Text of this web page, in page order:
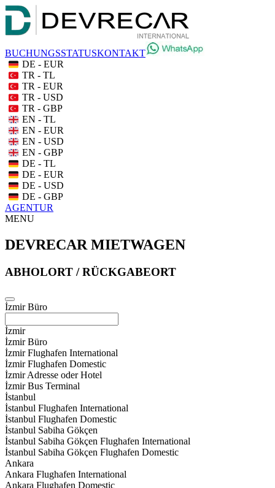
BUCHUNGSSTATUSKONTAKT
DE - EUR
TR - TL
TR - EUR
TR - USD
TR - GBP
EN - TL
EN - EUR
EN - USD
EN - GBP
DE - TL
DE - EUR
DE - USD
DE - GBP
AGENTUR
MENU
DEVRECAR MIETWAGEN
ABHOLORT / RÜCKGABEORT
İzmir Büro
İzmir
İzmir Büro
İzmir Flughafen International
İzmir Flughafen Domestic
İzmir Adresse oder Hotel
İzmir Bus Terminal
İstanbul
İstanbul Flughafen International
İstanbul Flughafen Domestic
İstanbul Sabiha Gökçen
İstanbul Sabiha Gökçen Flughafen International
İstanbul Sabiha Gökçen Flughafen Domestic
Ankara
Ankara Flughafen International
Ankara Flughafen Domestic